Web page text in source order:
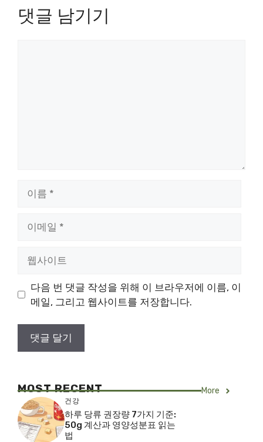
댓글 남기기
트
다음 번 댓글 작성을 위해 이 브라우저에 이름, 이
메일, 그리고 웹사이트를 저장합니다.
MOST RECENT More
건강
하루 당류 권장량 7가지 기준:
50g 계산과 영양성분표 읽는
법